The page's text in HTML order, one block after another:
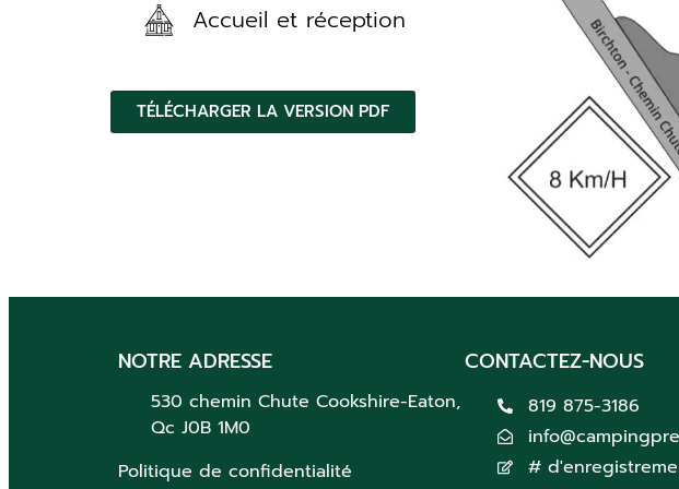
Accueil et réception
TÉLÉCHARGER LA VERSION PDF
NOTRE ADRESSE
530 chemin Chute Cookshire-Eaton,
Qc J0B 1M0
Politique de confidentialité
CONTACTEZ-NOUS
819 875-3186
#